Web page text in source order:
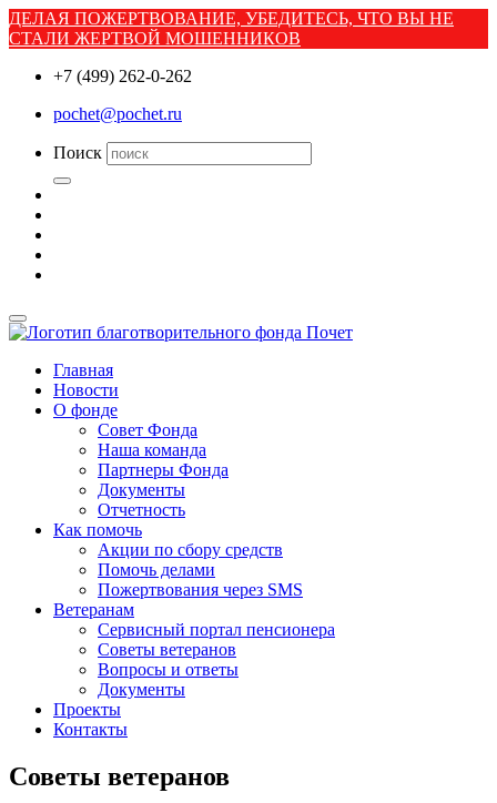
ДЕЛАЯ ПОЖЕРТВОВАНИЕ, УБЕДИТЕСЬ, ЧТО ВЫ НЕ
СТАЛИ ЖЕРТВОЙ МОШЕННИКОВ
+7 (499) 262-0-262
pochet@pochet.ru
Поиск
Главная
Новости
О фонде
Совет Фонда
Наша команда
Партнеры Фонда
Документы
Отчетность
Как помочь
Акции по сбору средств
Помочь делами
Пожертвования через SMS
Ветеранам
Сервисный портал пенсионера
Советы ветеранов
Вопросы и ответы
Документы
Проекты
Контакты
Советы ветеранов